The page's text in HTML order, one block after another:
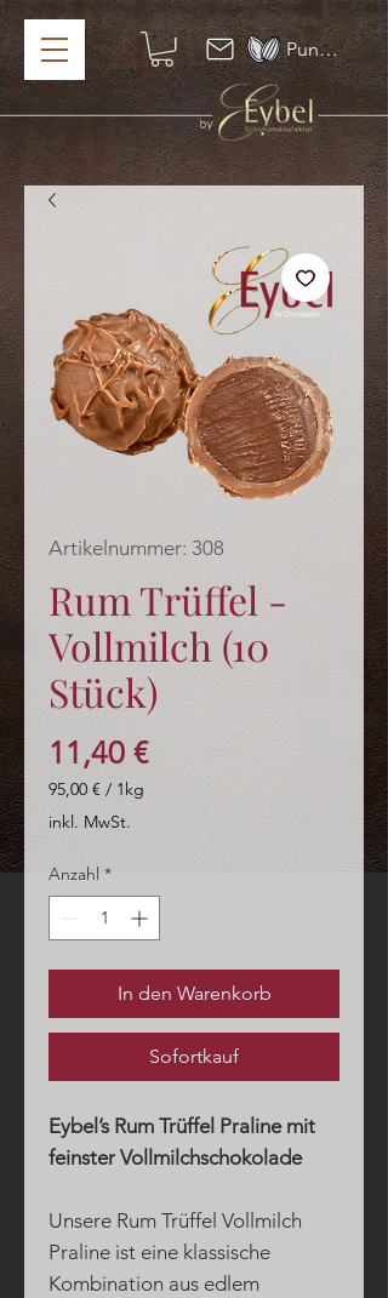
Punkte ansehen
Artikelnummer: 308
Rum Trüffel -
Vollmilch (10
Stück)
11,40 €Preis
95,00 € / 1kg
95,00 €
Kilogramm
inkl. MwSt.
Anzahl *
In den Warenkorb
Sofortkauf
Eybel’s Rum Trüffel Praline mit
feinster Vollmilchschokolade
Unsere Rum Trüffel Vollmilch
Praline ist eine klassische
Kombination aus edlem